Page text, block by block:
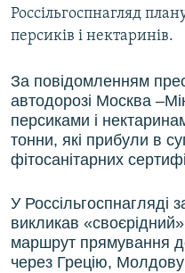
Усі сайти RFE/RL
Россільгоспнагляд
персиків і нектаринів.
За повідомленням
автодорозі Москва
персиками і
тонни, які прибули в
фітосанітарних
У Россільгоспнагляді
викликав
маршрут прямування
через Грецію, Молдову